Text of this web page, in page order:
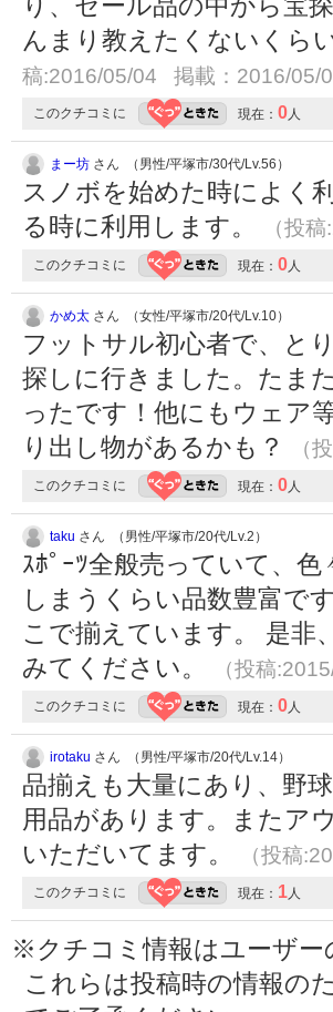
んまり教えたくないくら
稿:2016/05/04 掲載：2016/05/
このクチコミに 現在： 0 人
まー坊 さん （男性/平塚市/30代/Lv.56）
スノボを始めた時によく
る時に利用します。
（投
このクチコミに 現在： 0 人
かめ太 さん （女性/平塚市/20代/Lv.10）
フットサル初心者で、と
探しに行きました。たま
ったです！他にもウェア
り出し物があるかも？
（
このクチコミに 現在： 0 人
taku さん （男性/平塚市/20代/Lv.2）
ｽﾎﾟｰﾂ全般売っていて、
しまうくらい品数豊富
こで揃えています。 是非
みてください。
（投稿
このクチコミに 現在： 0 人
irotaku さん （男性/平塚市/20代/Lv.14）
品揃えも大量にあり、野
用品があります。またア
いただいてます。
（投稿
このクチコミに 現在： 1 人
※クチコミ情報はユーザー
これらは投稿時の情報の